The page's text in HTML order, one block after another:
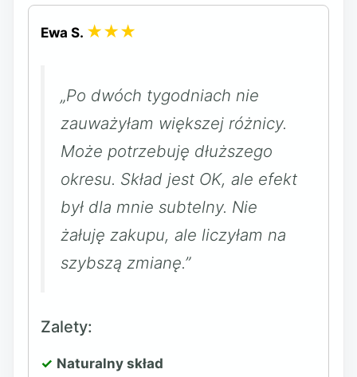
Ewa S. ★★★
„Po dwóch tygodniach nie
zauważyłam większej różnicy.
Może potrzebuję dłuższego
okresu. Skład jest OK, ale efekt
był dla mnie subtelny. Nie
żałuję zakupu, ale liczyłam na
szybszą zmianę.”
Zalety:
Naturalny skład